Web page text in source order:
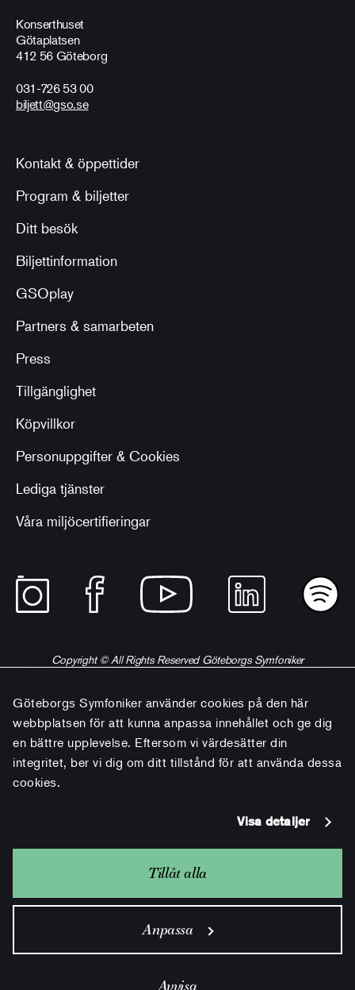
Göteborgs Symfoniker använder cookies på den här
webbplatsen för att kunna anpassa innehållet och ge dig
en bättre upplevelse. Eftersom vi värdesätter din
integritet, ber vi dig om ditt tillstånd för att använda dessa
cookies.
Visa detaljer
Tillåt alla
Anpassa
Avvisa
Konserthuset
Götaplatsen
412 56 Göteborg
031-726 53 00
biljett@gso.se
Kontakt & öppettider
Program & biljetter
Ditt besök
Biljettinformation
GSOplay
Partners & samarbeten
Press
Tillgänglighet
Köpvillkor
Personuppgifter & Cookies
Lediga tjänster
Våra miljöcertifieringar
Copyright © All Rights Reserved Göteborgs Symfoniker